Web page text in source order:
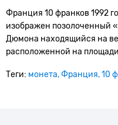
Франция 10 франков 1992
изображен позолоченный
Дюмона находящийся на
расположенной на
Теги: монета Франция 10